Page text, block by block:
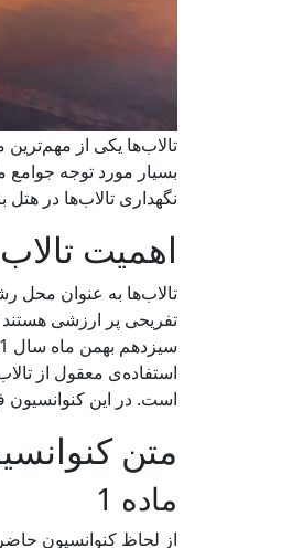
تالاب‌ها‌ یکی از
نگهداری تالاب‌ها در هتل
اهمیت تالاب
تالاب‌ها به عنوان محل
استفاده‌ی معقول از
است. در این
متن
ماده 1
از لحاظ کنوانسیون